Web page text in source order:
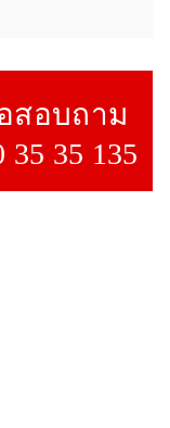
สอบถาม
35 135